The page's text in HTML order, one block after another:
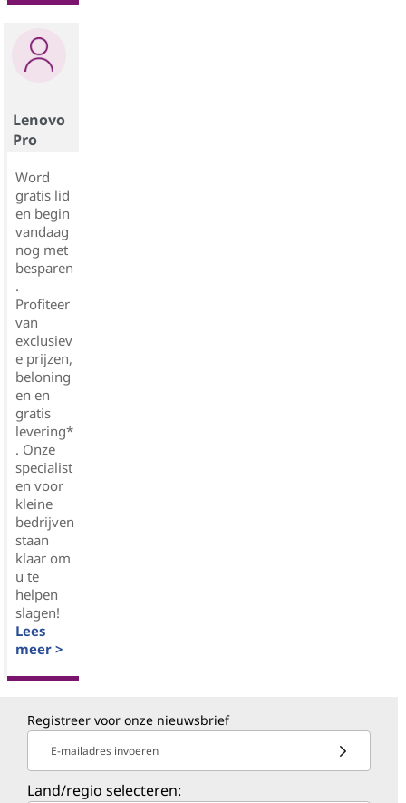
Lenovo
Pro
Word
gratis lid
en begin
vandaag
nog met
besparen
.
Profiteer
van
exclusiev
e prijzen,
beloning
en en
gratis
levering*
. Onze
specialist
en voor
kleine
bedrijven
staan
klaar om
u te
helpen
slagen!
Lees
meer >
Registreer voor onze nieuwsbrief
E-mailadres invoeren
Land/regio selecteren: